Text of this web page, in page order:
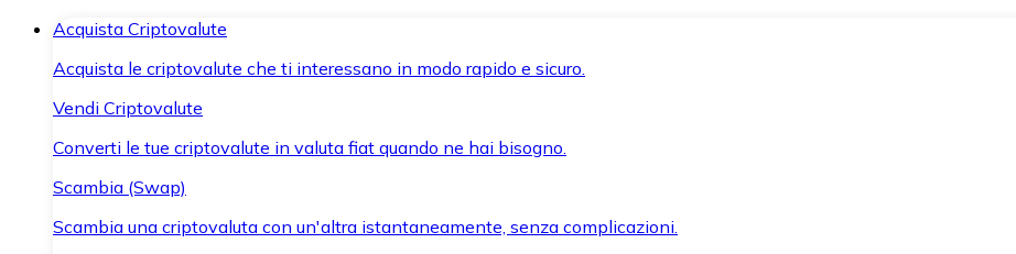
Acquista Criptovalute
Acquista le criptovalute che ti interessano in modo rapido e sicuro.
Vendi Criptovalute
Converti le tue criptovalute in valuta fiat quando ne hai bisogno.
Scambia (Swap)
Scambia una criptovaluta con un'altra istantaneamente, senza complicazioni.